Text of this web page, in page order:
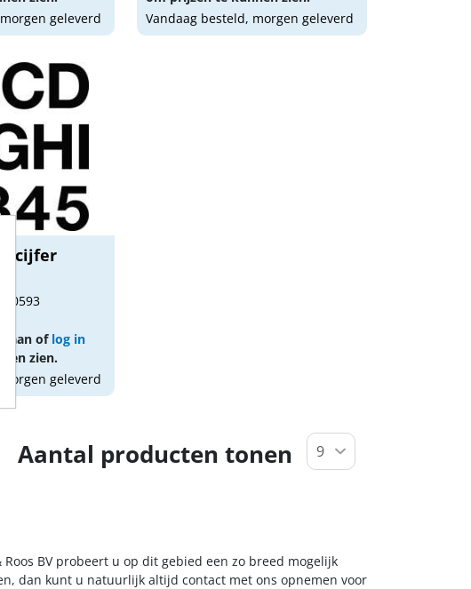
geleverd
Vandaag besteld, morgen geleverd
aan of log in
zien.
geleverd
Aantal producten tonen
BV probeert u op dit gebied een zo breed mogelijk
dan kunt u natuurlijk altijd contact met ons opnemen voor